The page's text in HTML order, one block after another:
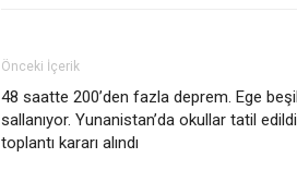
Önceki İçerik
48 saatte 200’den fazla deprem. Ege
sallanıyor. Yunanistan’da okullar tatil edildi,
toplantı kararı alındı